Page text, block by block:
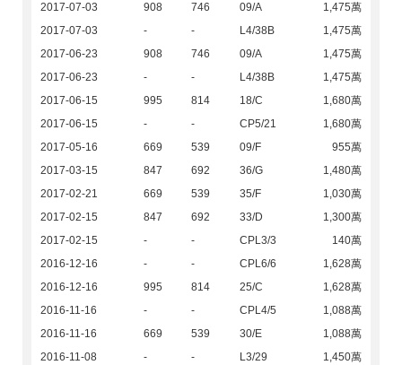
2017-07-03
908 746 09/A
1,475萬
2017-07-03
- - L4/38B
1,475萬
2017-06-23
908 746 09/A
1,475萬
2017-06-23
- - L4/38B
1,475萬
2017-06-15
995 814 18/C
1,680萬
2017-06-15
- - CP5/21
1,680萬
2017-05-16
669 539 09/F
955萬
2017-03-15
847 692 36/G
1,480萬
2017-02-21
669 539 35/F
1,030萬
2017-02-15
847 692 33/D
1,300萬
2017-02-15
- - CPL3/3
140萬
2016-12-16
- - CPL6/6
1,628萬
2016-12-16
995 814 25/C
1,628萬
2016-11-16
- - CPL4/5
1,088萬
2016-11-16
669 539 30/E
1,088萬
2016-11-08
- - L3/29
1,450萬